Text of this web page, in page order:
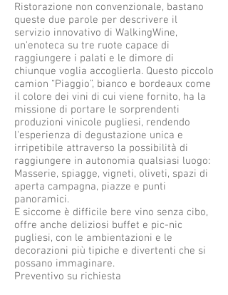
Ristorazione non convenzionale, bastano
queste due parole per descrivere il
servizio innovativo di WalkingWine,
un'enoteca su tre ruote capace di
raggiungere i palati e le dimore di
chiunque voglia accoglierla. Questo piccolo
camion “Piaggio”, bianco e bordeaux come
il colore dei vini di cui viene fornito, ha la
missione di portare le sorprendenti
produzioni vinicole pugliesi, rendendo
l'esperienza di degustazione unica e
irripetibile attraverso la possibilità di
raggiungere in autonomia qualsiasi luogo:
Masserie, spiagge, vigneti, oliveti, spazi di
aperta campagna, piazze e punti
panoramici.
E siccome è difficile bere vino senza cibo,
offre anche deliziosi buffet e pic-nic
pugliesi, con le ambientazioni e le
decorazioni più tipiche e divertenti che si
possano immaginare.
Preventivo su richiesta